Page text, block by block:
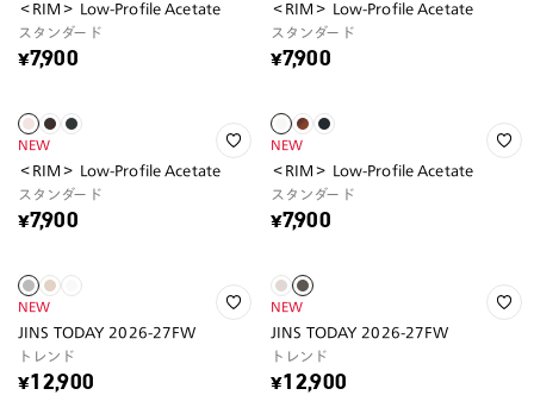
＜RIM＞ Low-Profile Acetate
スタンダード
¥7,900
＜RIM＞ Low-Profile Acetate
スタンダード
¥7,900
NEW
＜RIM＞ Low-Profile Acetate
スタンダード
¥7,900
NEW
＜RIM＞ Low-Profile Acetate
スタンダード
¥7,900
NEW
JINS TODAY 2026-27FW
トレンド
¥12,900
NEW
JINS TODAY 2026-27FW
トレンド
¥12,900